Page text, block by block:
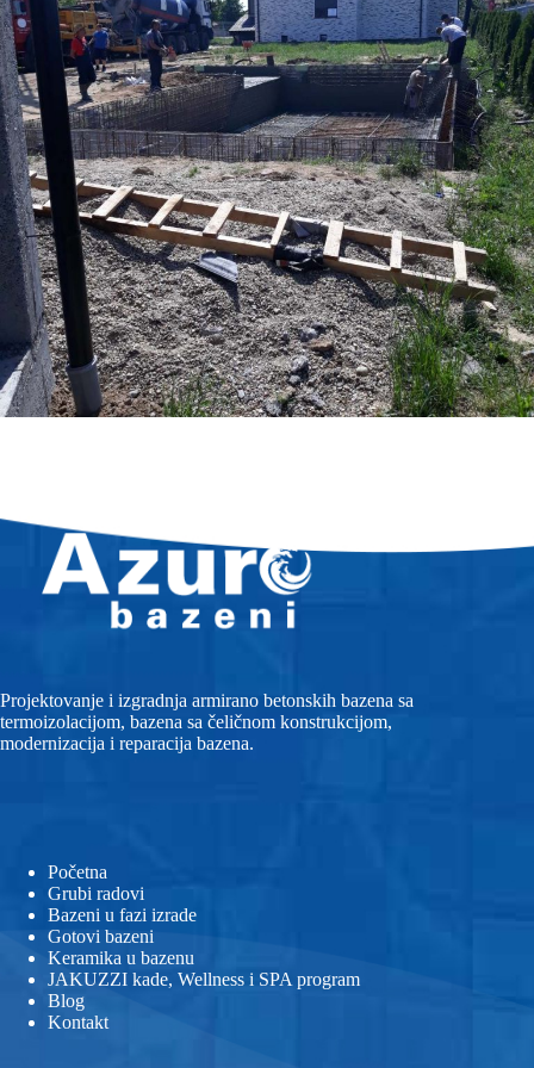
Projektovanje i izgradnja armirano betonskih bazena sa
termoizolacijom, bazena sa čeličnom konstrukcijom,
modernizacija i reparacija bazena.
Početna
Grubi radovi
Bazeni u fazi izrade
Gotovi bazeni
Keramika u bazenu
JAKUZZI kade, Wellness i SPA program
Blog
Kontakt